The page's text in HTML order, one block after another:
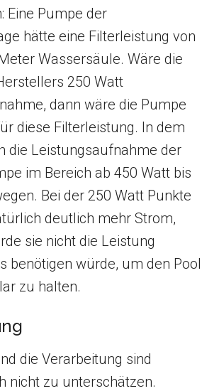
Eine Pumpe der
hätte eine Filterleistung von
Wassersäule. Wäre die
250 Watt
dann wäre die Pumpe
diese Filterleistung. In dem
die Leistungsaufnahme der
im Bereich ab 450 Watt bis
Bei der 250 Watt Punkte
deutlich mehr Strom,
sie nicht die Leistung
benötigen würde, um den Pool
zu halten.
die Verarbeitung sind
nicht zu unterschätzen.